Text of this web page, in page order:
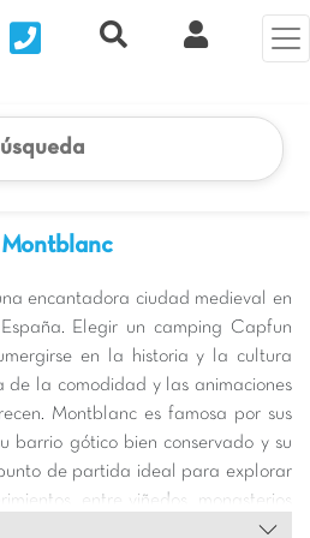
Nous contacterRecherche rapide
Mi
encantadora ciudad medieval en
Elegir un camping Capfun
en la historia y la cultura
de la comodidad y las animaciones
Montblanc es famosa por sus
barrio gótico bien conservado y su
de partida ideal para explorar
entre viñedos, monasterios
playas de la Costa Daurada.